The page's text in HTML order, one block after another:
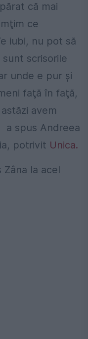
că mai
ce
iubi, nu pot să
scrisorile
unde e pur şi
faţă în faţă,
avem
a spus Andreea
potrivit Unica.
la acel